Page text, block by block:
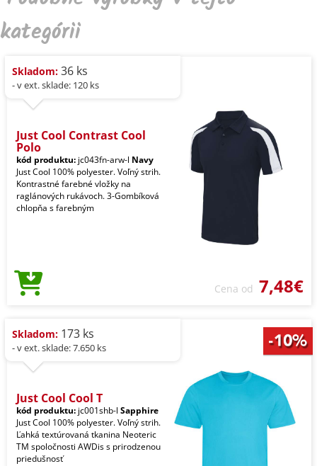
kategórii
Skladom: 36 ks
- v ext. sklade: 120 ks
Just Cool Contrast Cool
Polo
kód produktu: jc043fn-arw-l Navy
Just Cool 100% polyester. Voľný strih.
Kontrastné farebné vložky na
raglánových rukávoch. 3-Gombíková
chlopňa s farebným
Cena od 7,48€
Skladom: 173 ks
- v ext. sklade: 7.650 ks
Just Cool Cool T
kód produktu: jc001shb-l Sapphire
Just Cool 100% polyester. Voľný strih.
Ľahká textúrovaná tkanina Neoteric
TM spoločnosti AWDis s prirodzenou
priedušnosť